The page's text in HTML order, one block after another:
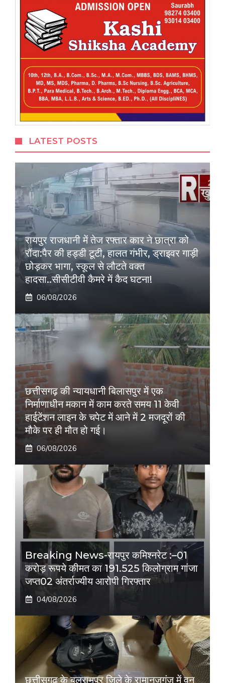
LATEST POSTS
रायपुर राजधानी में तेज रफ्तार कार ने छात्रा को
रौंदा:पैर की हड्डी टूटी, हालत गंभीर, ड्राइवर गाड़ी
छोड़कर भागा, स्कूल से लौटते वक्त
हादसा..सीसीटीवी कैमरे में कैद घटना!
06/08/2026
छत्तीसगढ़ की न्यायधानी बिलासपुर में एक
निर्माणाधीन मकान में काम करते समय 11 केवी
हाईटेंशन लाइन के चपेट में आने में 2 मजदूरों की
मौके पर ही मौत हो गई।
06/08/2026
Breaking News-रायपुर कमिश्नरेट :–01
करोड़ रूपये कीमत का 191.525 किलोग्राम गांजा
जप्त02 अंतर्राज्यीय आरोपी गिरफ्तार
04/08/2026
छत्तीसगढ़ के बलरामपुर जिले के रामानुजगंज में वन